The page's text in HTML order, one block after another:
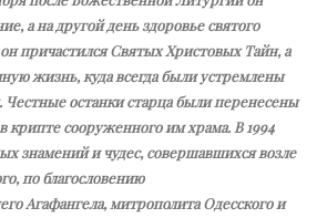
а на другой день здоровье святого
причастился Святых Христовых Тайн, а
жизнь, куда всегда были устремлены
останки старца были перенесены
крипте сооруженного им храма. В 1994
знамений и чудес, совершавшихся возле
по благословению
Агафангела, митрополита Одесского и